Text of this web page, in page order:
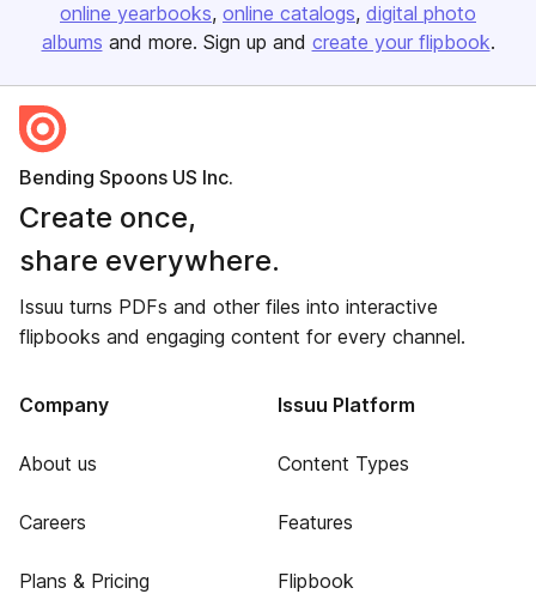
online yearbooks online catalogs digital photo
albums and more. Sign up and create your flipbook.
Bending Spoons US Inc.
Create once,
share everywhere.
Issuu turns PDFs and other files into interactive
flipbooks and engaging content for every channel.
Company
About us
Careers
Plans & Pricing
Issuu Platform
Content Types
Features
Flipbook